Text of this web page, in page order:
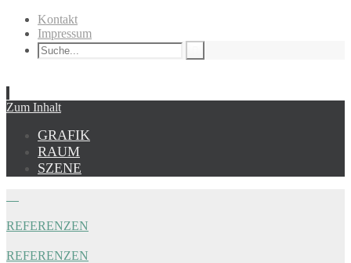
Kontakt
Impressum
Zum Inhalt
GRAFIK
RAUM
SZENE
REFERENZEN
REFERENZEN